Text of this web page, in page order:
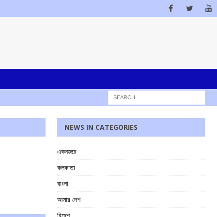
NEWS IN CATEGORIES
একনজরে
কলকাতা
বাংলা
আমার দেশ